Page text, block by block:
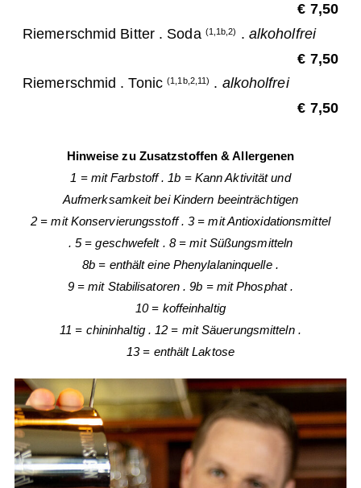
€ 7,50
Riemerschmid Bitter . Soda (1,1b,2) . alkoholfrei
€ 7,50
Riemerschmid . Tonic(1,1b,2,11) . alkoholfrei
€ 7,50
Hinweise zu Zusatzstoffen & Allergenen
1 = mit Farbstoff. 1b = Kann Aktivitätund
Aufmerksamkeit bei Kindern beeinträchtigen
2 = mit Konservierungsstoff.3 = mit Antioxidationsmittel
.5 = geschwefelt. 8 = mit Süßungsmitteln
8b = enthält eine Phenylalaninquelle.
9 = mit Stabilisatoren.9b = mit Phosphat.
10 = koffeinhaltig
11 = chininhaltig. 12 = mit Säuerungsmitteln.
13 = enthält Laktose